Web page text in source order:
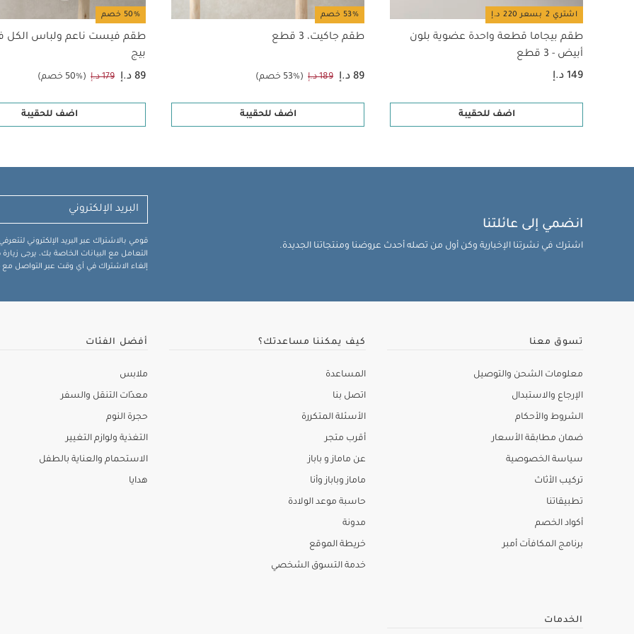
اشتري 2 بسعر 220 د.إ
طقم بيجاما قطعة واحدة عضوية بلون
أبيض - 3 قطع
149 د.إ
اضف للحقيبة
53% خصم
طقم جاكيت، 3 قطع
89 د.إ 189 د.إ (53% خصم)
اضف للحقيبة
50% خصم
طقم فيست ناعم ولباس الكل
بيج
89 د.إ
179 د.إ (50% خصم)
اضف للحقيبة
انضمي إلى عائلتنا
اشترك في نشرتنا الإخبارية وكن أول من تصله أحدث عروضنا ومنتجاتنا الجديدة.
قومي بالاشتراك عبر البريد الإلكتروني
التعامل مع البيانات الخاصة بك، يرجى
إلغاء الاشتراك في أي وقت عبر التواصل مع
تسوق معنا
معلومات الشحن والتوصيل
الإرجاع والاستبدال
الشروط والأحكام
ضمان مطابقة الأسعار
سياسة الخصوصية
تركيب الأثاث
تطبيقاتنا
أكواد الخصم
برنامج المكافآت أمبر
كيف يمكننا مساعدتك؟
المساعدة
اتصل بنا
الأسئلة المتكررة
أقرب متجر
عن ماماز و باباز
ماماز وباباز وأنا
حاسبة موعد الولادة
مدونة
خريطة الموقع
خدمة التسوق الشخصي
أفضل الفئات
ملابس
معدّات التنقل والسفر
حجرة النوم
التغذية ولوازم التغيير
الاستحمام والعناية بالطفل
هدايا
الخدمات